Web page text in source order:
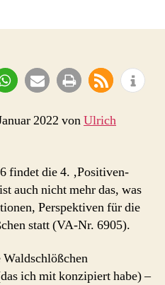
ist
auch
mehr
mal
war“
–
Pillen,
Perspektiven
für
2022 vonUlrich
findet die 4. ‚Positiven-
auch nicht mehr das, was
Perspektiven für die
statt (VA-Nr. 6905).
ich mit konzipiert habe) –